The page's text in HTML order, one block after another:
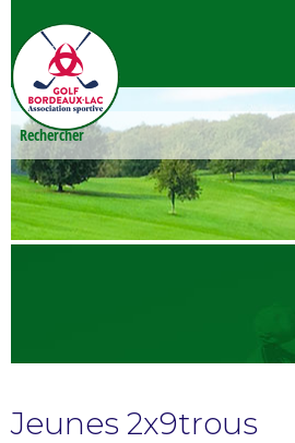
Jeunes 2x9trous